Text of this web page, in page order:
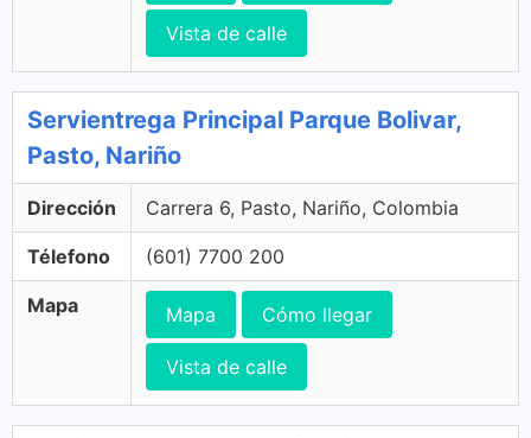
Vista de calle
Servientrega Principal Parque Bolivar,
Pasto, Nariño
Dirección Carrera 6, Pasto, Nariño, Colombia
Télefono (601) 7700 200
Mapa Mapa Cómo llegar
Vista de calle